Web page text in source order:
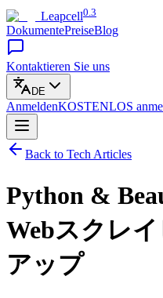
Leapcell0.3
DokumentePreiseBlog
Kontaktieren Sie uns
DE
AnmeldenKOSTENLOS
Back to Tech Articles
Python &
Webスクレ
アップ